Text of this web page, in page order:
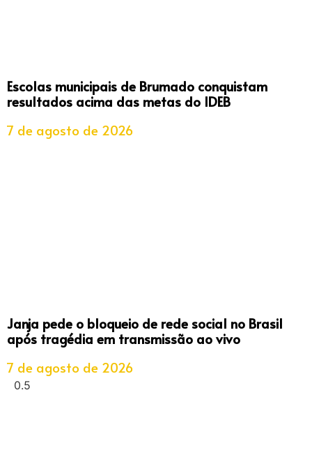
Escolas municipais de Brumado conquistam
resultados acima das metas do IDEB
7 de agosto de 2026
Janja pede o bloqueio de rede social no Brasil
após tragédia em transmissão ao vivo
7 de agosto de 2026